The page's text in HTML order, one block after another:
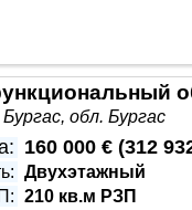
обл. Бургас
160 000 € (312
Двухэтажный
210 кв.м РЗП